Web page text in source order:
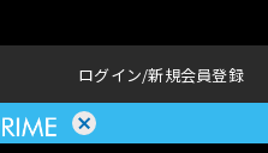
ログイン 新規会員登録